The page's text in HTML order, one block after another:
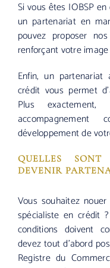
Si vous êtes IOBSP
un partenariat en
pouvez proposer
renforçant votre
Enfin, un
crédit vous permet
Plus
développement de
QUELLES
DEVENIR
Vous souhaitez
spécialiste en crédit
conditions doivent
devez tout d’abord
Registre du